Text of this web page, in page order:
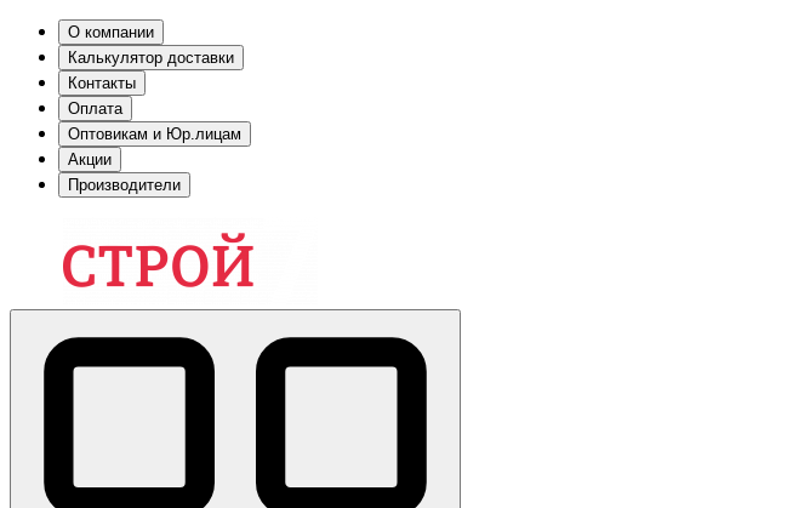
О компании
Калькулятор доставки
Контакты
Оплата
Оптовикам и Юр.лицам
Акции
Производители